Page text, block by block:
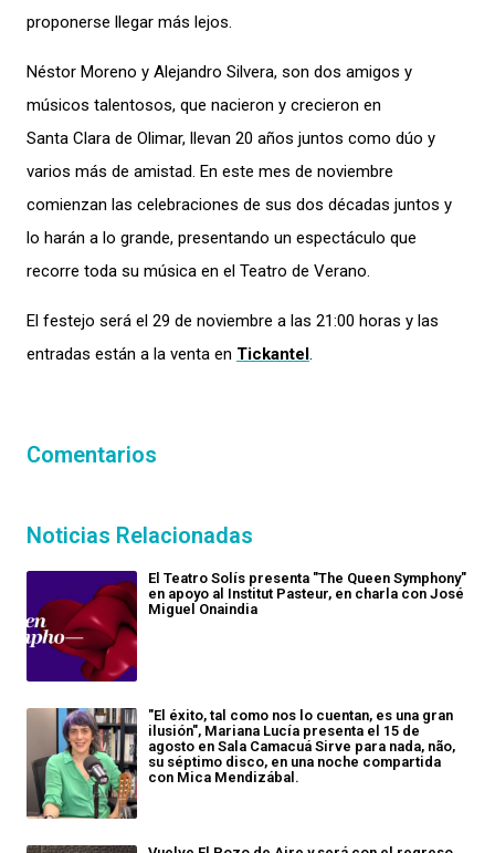
proponerse llegar más lejos.
Néstor Moreno y Alejandro Silvera, son dos amigos y
músicos talentosos, que nacieron y crecieron en
Santa Clara de Olimar, llevan 20 años juntos como dúo y
varios más de amistad. En este mes de noviembre
comienzan las celebraciones de sus dos décadas juntos y
lo harán a lo grande, presentando un espectáculo que
recorre toda su música en el Teatro de Verano.
El festejo será el 29 de noviembre a las 21:00 horas y las
entradas están a la venta en Tickantel
Comentarios
Noticias Relacionadas
El Teatro Solís presenta "The Queen Symphony"
en apoyo al Institut Pasteur, en charla con José
Miguel Onaindia
"El éxito, tal como nos lo cuentan, es una gran
ilusión", Mariana Lucía presenta el 15 de
agosto en Sala Camacuá Sirve para nada, não,
su séptimo disco, en una noche compartida
con Mica Mendizábal.